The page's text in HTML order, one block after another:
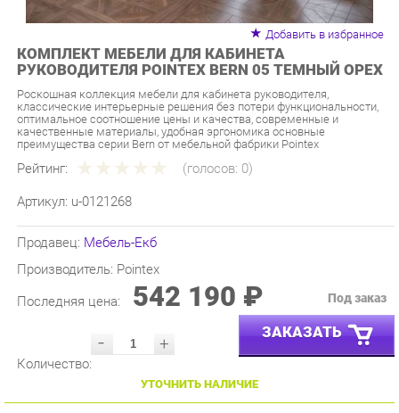
Добавить в избранное
КОМПЛЕКТ МЕБЕЛИ ДЛЯ КАБИНЕТА
РУКОВОДИТЕЛЯ POINTEX BERN 05 ТЕМНЫЙ ОРЕХ
Роскошная коллекция мебели для кабинета руководителя,
оптимальное соотношение цены и качества, современные и
качественные материалы, удобная эргономика основные
преимущества серии Bern от мебельной фабрики Pointex
Рейтинг: (голосов:0)
Артикул: u-0121268
Производитель:Pointex
Последняя цена: 542 190 ₽
- ЗАКАЗАТЬ
УТОЧНИТЬ НАЛИЧИЕ
ПРИГЛАСИТЬ ЗАМЕРЩИКА